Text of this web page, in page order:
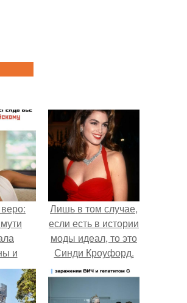
и
Лишь в том случае,
если есть в истории
моды идеал, то это
Синди Кроуфорд.